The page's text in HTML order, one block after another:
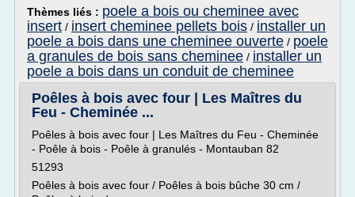
Thèmes liés : poele a bois ou cheminee avec
insert / insert cheminee pellets bois / installer un
poele a bois dans une cheminee ouverte / poele
a granules de bois sans cheminee / installer un
poele a bois dans un conduit de cheminee
Poêles à bois avec four | Les Maîtres du
Feu - Cheminée ...
Poêles à bois avec four | Les Maîtres du Feu - Cheminée
- Poêle à bois - Poêle à granulés - Montauban 82
51293
Poêles à bois avec four / Poêles à bois bûche 30 cm /